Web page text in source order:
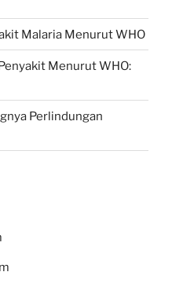
Malaria Menurut WHO
Menurut WHO:
Perlindungan